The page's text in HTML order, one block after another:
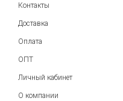
Контакты
Доставка
Оплата
ОПТ
Личный кабинет
О компании